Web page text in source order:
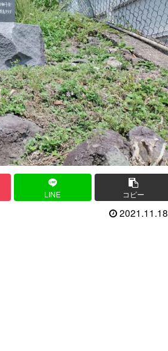
LINE コピー
2021.11.18